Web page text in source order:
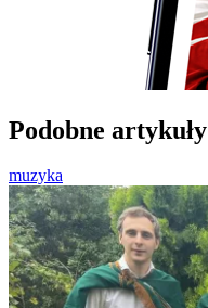
Podobne artykuły
muzyka